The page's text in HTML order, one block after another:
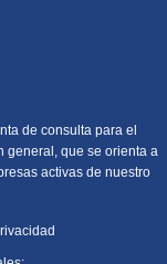
de consulta para el
general, que se orienta a
activas de nuestro